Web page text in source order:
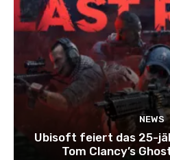
NEWS
Ubisoft feiert das 25-
Tom Clancy’s